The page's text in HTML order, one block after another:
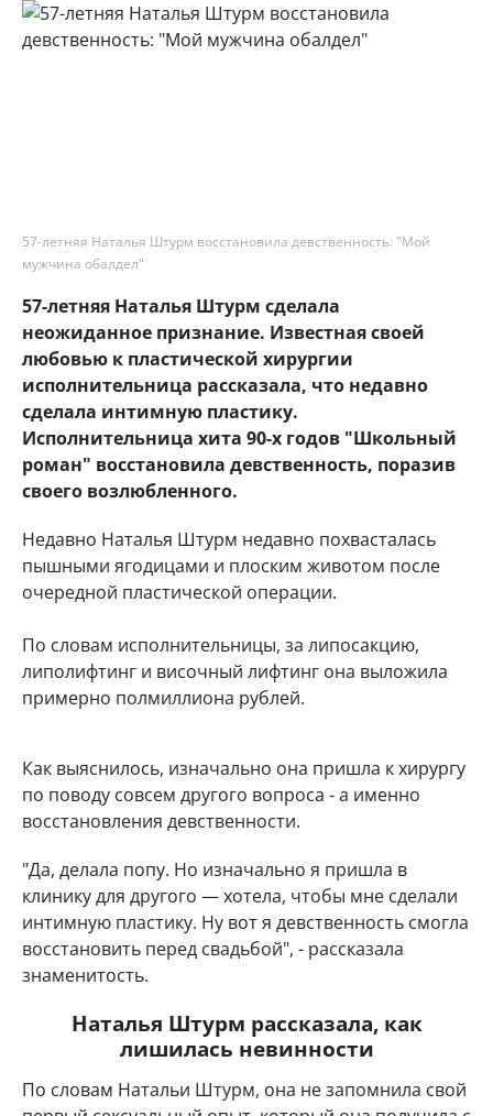
57-летняя Наталья Штурм восстановила девственность: "Мой
мужчина обалдел"
57-летняя Наталья Штурм сделала
неожиданное признание. Известная своей
любовью к пластической хирургии
исполнительница рассказала, что недавно
сделала интимную пластику.
Исполнительница хита 90-х годов "Школьный
роман" восстановила девственность, поразив
своего возлюбленного.
Недавно Наталья Штурм недавно похвасталась
пышными ягодицами и плоским животом после
очередной пластической операции.
По словам исполнительницы, за липосакцию,
липолифтинг и височный лифтинг она выложила
примерно полмиллиона рублей.
Как выяснилось, изначально она пришла к хирургу
по поводу совсем другого вопроса - а именно
восстановления девственности.
"Да, делала попу. Но изначально я пришла в
клинику для другого — хотела, чтобы мне сделали
интимную пластику. Ну вот я девственность смогла
восстановить перед свадьбой", - рассказала
знаменитость.
Наталья Штурм рассказала, как
лишилась невинности
По словам Натальи Штурм, она не запомнила свой